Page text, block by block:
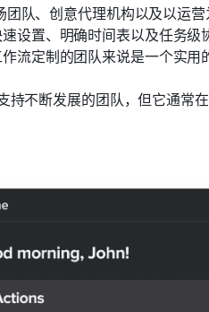
团队、创意代理机构以及以运
设置、明确时间表以及任务
流定制的团队来说是一个实用
持不断发展的团队，但它通常